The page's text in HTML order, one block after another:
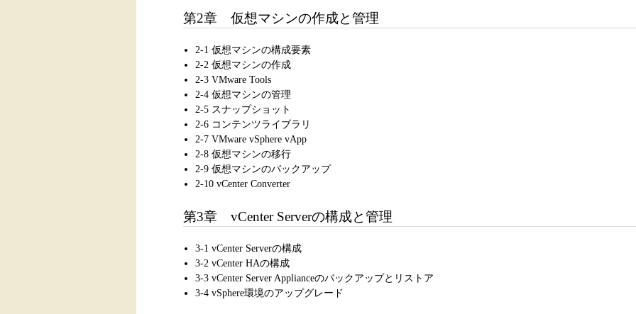
第2章 仮想マシンの作成と管理
2-1 仮想マシンの構成要素
2-2 仮想マシンの作成
2-3 VMware Tools
2-4 仮想マシンの管理
2-5 スナップショット
2-6 コンテンツライブラリ
2-7 VMware vSphere vApp
2-8 仮想マシンの移行
2-9 仮想マシンのバックアップ
2-10 vCenter Converter
第3章 vCenter Serverの構成と管理
3-1 vCenter Serverの構成
3-2 vCenter HAの構成
3-3 vCenter Server Applianceのバックアップとリストア
3-4 vSphere環境のアップグレード